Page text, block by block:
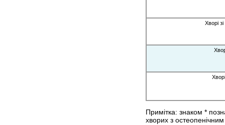
Хворі
Примітка: знаком *
хворих з